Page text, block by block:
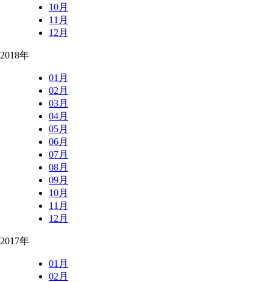
10月
11月
12月
2018年
01月
02月
03月
04月
05月
06月
07月
08月
09月
10月
11月
12月
2017年
01月
02月